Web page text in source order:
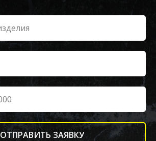
ОТПРАВИТЬ ЗАЯВКУ